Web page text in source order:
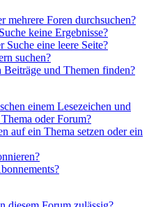
mehrere Foren durchsuchen?
keine Ergebnisse?
Suche eine leere Seite?
suchen?
und Themen finden?
einem Lesezeichen und
oder Forum?
auf ein Thema setzen oder ein